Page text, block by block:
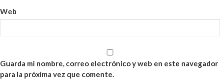
Web
Guarda mi nombre, correo electrónico y web en este navegador
para la próxima vez que comente.